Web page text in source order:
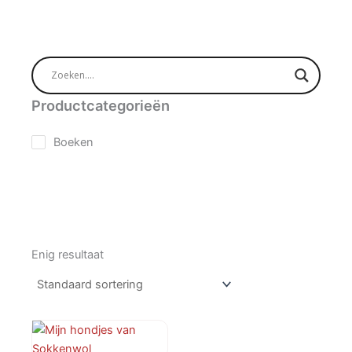
Productcategorieën
Boeken
Enig resultaat